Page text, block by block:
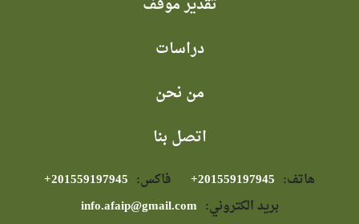
دراسات
من نحن
اتصل بنا
هاتف: فاكس:
بريد الكتروني: info.afaip@gmail.com